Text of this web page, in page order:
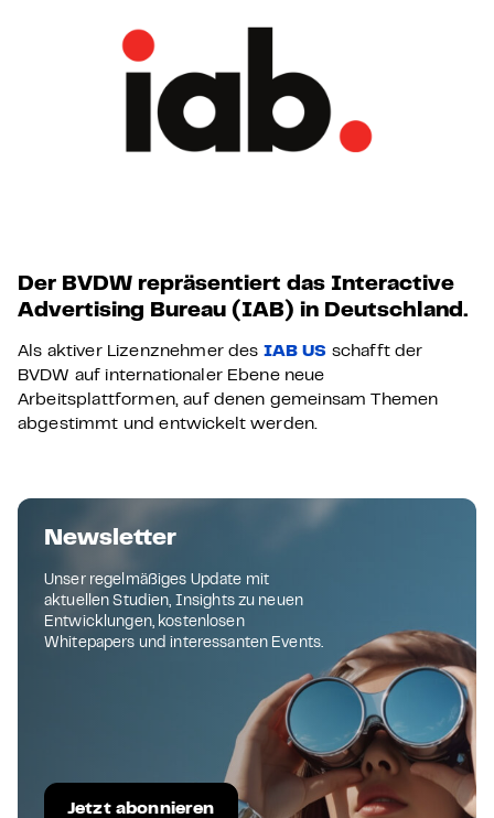
Der BVDW repräsentiert das Interactive
Advertising Bureau (IAB) in Deutschland.
Als aktiver Lizenznehmer des IAB US schafft der
BVDW auf internationaler Ebene neue
Arbeitsplattformen, auf denen gemeinsam Themen
abgestimmt und entwickelt werden.
Newsletter
Unser regelmäßiges Update mit
aktuellen Studien, Insights zu neuen
Entwicklungen, kostenlosen
Whitepapers und interessanten Events.
Jetzt abonnieren